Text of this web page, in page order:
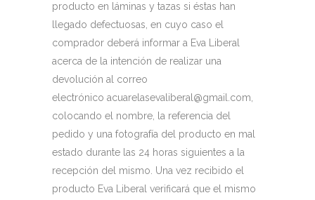
producto en láminas y tazas si éstas han
llegado defectuosas, en cuyo caso el
comprador deberá informar a Eva Liberal
acerca de la intención de realizar una
devolución al correo
electrónico acuarelasevaliberal@gmail.com,
colocando el nombre, la referencia del
pedido y una fotografía del producto en mal
estado durante las 24 horas siguientes a la
recepción del mismo. Una vez recibido el
producto Eva Liberal verificará que el mismo